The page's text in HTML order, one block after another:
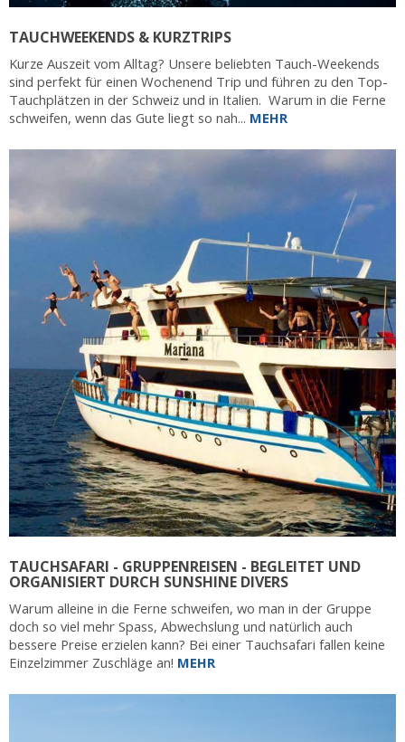
TAUCHWEEKENDS & KURZTRIPS
Kurze Auszeit vom Alltag? Unsere beliebten Tauch-Weekends
sind perfekt für einen Wochenend Trip und führen zu den Top-
Tauchplätzen in der Schweiz und in Italien. Warum in die Ferne
schweifen, wenn das Gute liegt so nah... MEHR
TAUCHSAFARI - GRUPPENREISEN - BEGLEITET UND
ORGANISIERT DURCH SUNSHINE DIVERS
Warum alleine in die Ferne schweifen, wo man in der Gruppe
doch so viel mehr Spass, Abwechslung und natürlich auch
bessere Preise erzielen kann? Bei einer Tauchsafari fallen keine
Einzelzimmer Zuschläge an! MEHR